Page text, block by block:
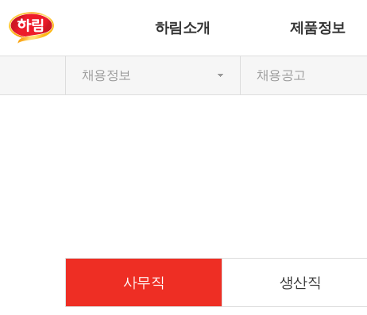
하림소개 제품정보
채용정보 채용공고
사무직 생산직